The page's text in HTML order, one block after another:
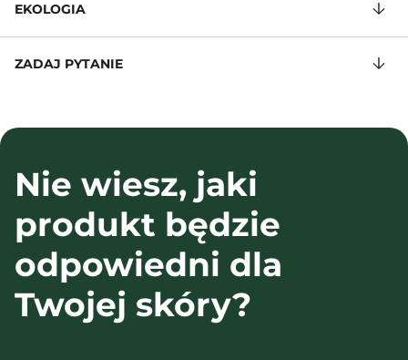
EKOLOGIA
ZADAJ PYTANIE
Nie wiesz, jaki
produkt będzie
odpowiedni dla
Twojej skóry?